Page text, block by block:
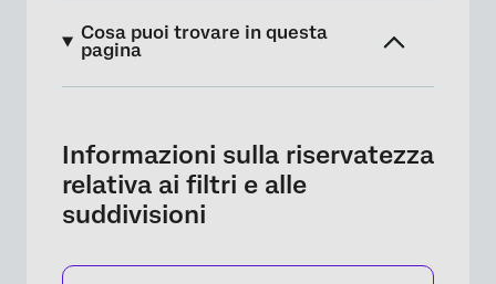
Cosa puoi trovare in questa
pagina
Abilitazione della riservatezza avanzata
Impostazioni a LIVELLO del campo
Informazioni sulla riservatezza
relativa ai filtri e alle
suddivisioni